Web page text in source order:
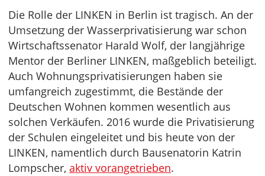
Die Rolle der LINKEN in Berlin ist tragisch. An der
Umsetzung der Wasserprivatisierung war schon
Wirtschaftssenator Harald Wolf, der langjährige
Mentor der Berliner LINKEN, maßgeblich beteiligt.
Auch Wohnungsprivatisierungen haben sie
umfangreich zugestimmt, die Bestände der
Deutschen Wohnen kommen wesentlich aus
solchen Verkäufen. 2016 wurde die Privatisierung
der Schulen eingeleitet und bis heute von der
LINKEN, namentlich durch Bausenatorin Katrin
Lompscher, aktiv vorangetrieben.